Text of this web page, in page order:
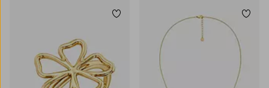
Legg til favoritter